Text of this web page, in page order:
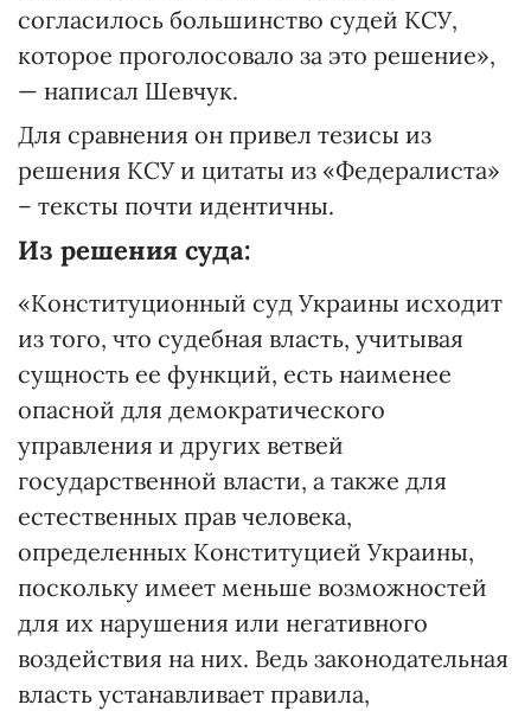
согласилось большинство судей КСУ,
которое проголосовало за это решение»,
— написал Шевчук.
Для сравнения он привел тезисы из
решения КСУ и цитаты из «Федералиста»
– тексты почти идентичны.
Из решения суда:
«Конституционный суд Украины исходит
из того, что судебная власть, учитывая
сущность ее функций, есть наименее
опасной для демократического
управления и других ветвей
государственной власти, а также для
естественных прав человека,
определенных Конституцией Украины,
поскольку имеет меньше возможностей
для их нарушения или негативного
воздействия на них. Ведь законодательная
власть устанавливает правила,